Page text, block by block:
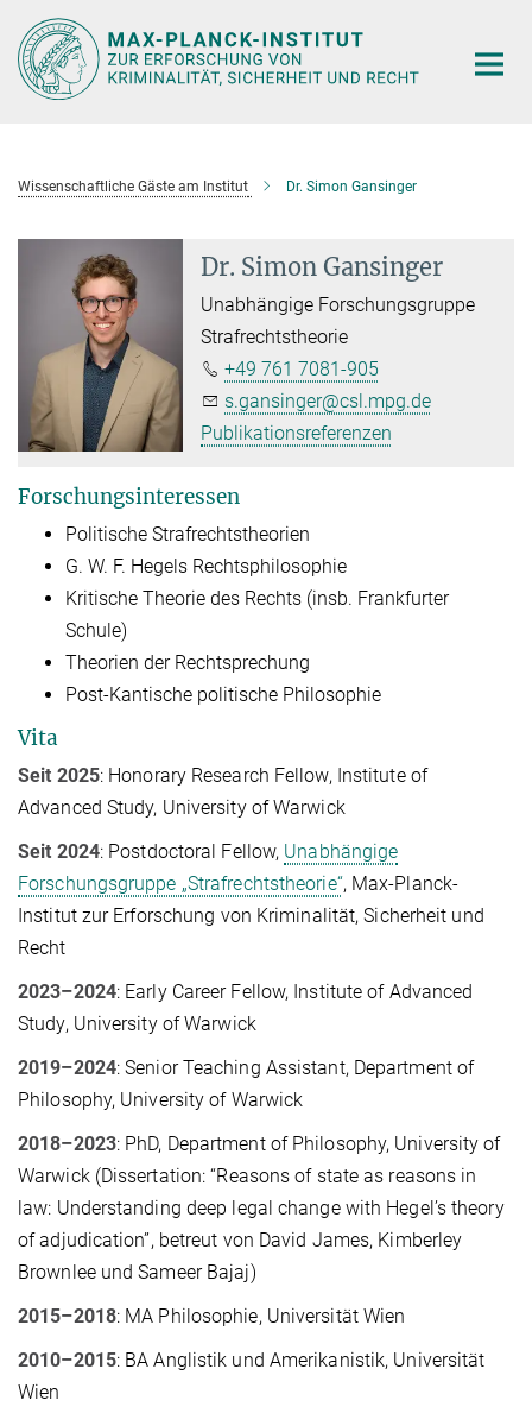
Hauptinhalt
Wissenschaftliche Gäste am Institut Dr. Simon Gansinger
Dr. Simon Gansinger
Unabhängige Forschungsgruppe
Strafrechtstheorie
+49 761 7081-905
s.gansinger@csl.mpg.de
Publikationsreferenzen
Forschungsinteressen
Politische Strafrechtstheorien
G. W. F. Hegels Rechtsphilosophie
Kritische Theorie des Rechts (insb. Frankfurter
Schule)
Theorien der Rechtsprechung
Post-Kantische politische Philosophie
Vita
Seit 2025: Honorary Research Fellow, Institute of
Advanced Study, University of Warwick
Seit 2024: Postdoctoral Fellow, Unabhängige
Forschungsgruppe „Strafrechtstheorie“, Max-Planck-
Institut zur Er­for­schung von Kriminalität, Sicherheit und
Recht
2023–2024: Early Career Fellow, Institute of Advanced
Study, University of Warwick
2019–2024: Senior Teaching Assistant, Department of
Philosophy, University of Warwick
2018–2023: PhD, Department of Philosophy, University of
Warwick (Dissertation: “Reasons of state as reasons in
law: Understanding deep legal change with Hegel’s theory
of adjudication”, betreut von David James, Kimberley
Brownlee und Sameer Bajaj)
2015–2018: MA Philosophie, Universität Wien
2010–2015: BA Anglistik und Amerikanistik, Universität
Wien